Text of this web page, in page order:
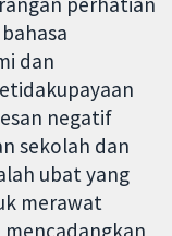
dan
negatif
sekolah dan
ubat yang
merawat